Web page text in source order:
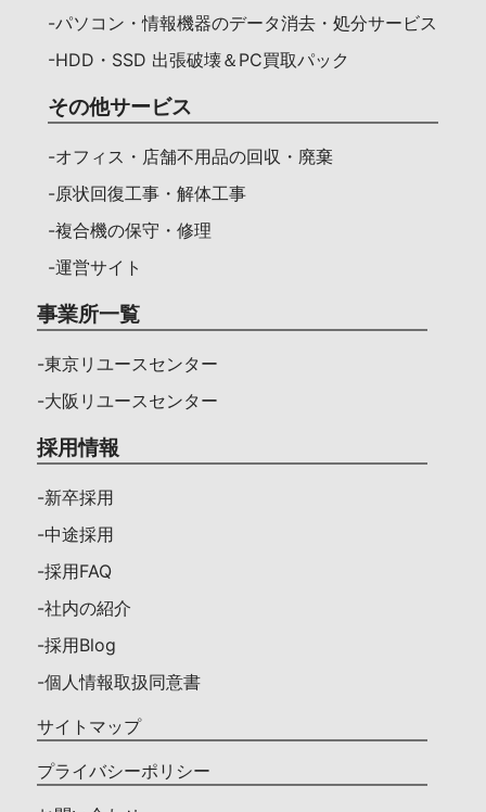
-パソコン・情報機器のデータ消去・処分サービス
-HDD・SSD 出張破壊＆PC買取パック
その他サービス
-オフィス・店舗不用品の回収・廃棄
-原状回復工事・解体工事
-複合機の保守・修理
-運営サイト
事業所一覧
-東京リユースセンター
-大阪リユースセンター
採用情報
-新卒採用
-中途採用
-採用FAQ
-社内の紹介
-採用Blog
-個人情報取扱同意書
サイトマップ
プライバシーポリシー